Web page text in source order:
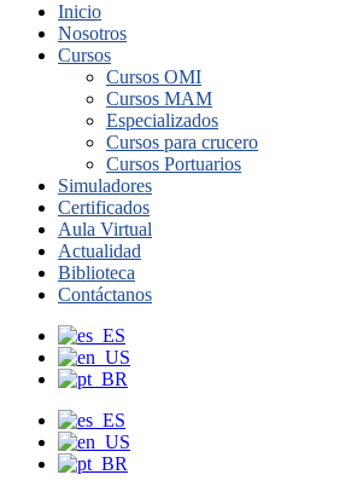
Inicio
Nosotros
Cursos
Cursos OMI
Cursos MAM
Especializados
Cursos para crucero
Cursos Portuarios
Simuladores
Certificados
Aula Virtual
Actualidad
Biblioteca
Contáctanos